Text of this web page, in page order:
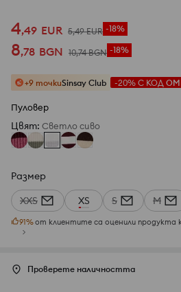
4,49 EUR 5,49 EUR -18%
8,78 BGN 10,74 BGN -18%
+9 точкиSinsay Club -20% С КОД
Пуловер
Цвят: Светло сиво
Размер
XXS XS S M
91%от клиентите са оценили
Проверете наличността